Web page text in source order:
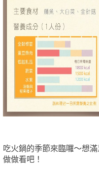
吃火鍋的季節來臨囉～想
做做看吧！